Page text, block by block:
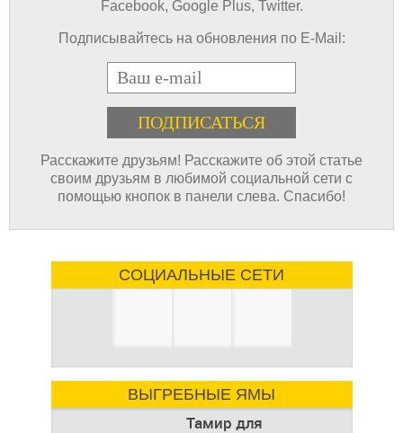
Facebook, Google Plus, Twitter.
Подписывайтесь на обновления по E-Mail:
E-mail
Расскажите друзьям! Расскажите об этой статье
своим друзьям в любимой социальной сети с
помощью кнопок в панели слева. Спасибо!
СОЦИАЛЬНЫЕ СЕТИ
ВЫГРЕБНЫЕ ЯМЫ
Тамир для